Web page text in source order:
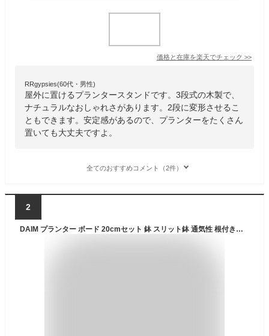
価格と在庫を楽天でチェック >>
RRgypsies(60代・男性)
屋外に置けるプランタースタンドです。3段式の木製で、
ナチュラルなおしゃれさがあります。2段に変形させるこ
ともできます。安定感があるので、プランターをたくさん
置いても大丈夫ですよ。
全てのおすすめコメント（2件）
2
DAIM プランター ボード 20cmセット 鉢 スリット鉢 通気性 根付き防止 湿気 ランター フラワー スタンド 鉢置台 鉢台 鉢置き 鉢置き台 ラック